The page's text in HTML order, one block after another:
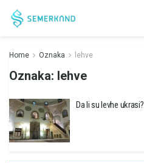
Home Oznaka lehve
Oznaka: lehve
Da li su levhe ukrasi?